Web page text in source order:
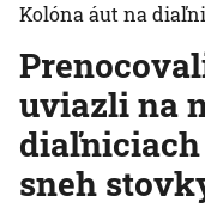
uviazli na
sneh
Kolóna áut na